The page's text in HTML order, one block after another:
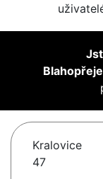
Kralovice
47